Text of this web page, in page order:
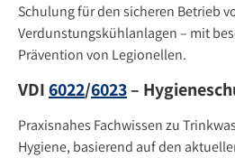
Schulung für den sicheren Betrieb
Verdunstungskühlanlagen – mit
Prävention von Legionellen.
VDI6022/6023–
Praxisnahes Fachwissen zu
Hygiene, basierend auf den